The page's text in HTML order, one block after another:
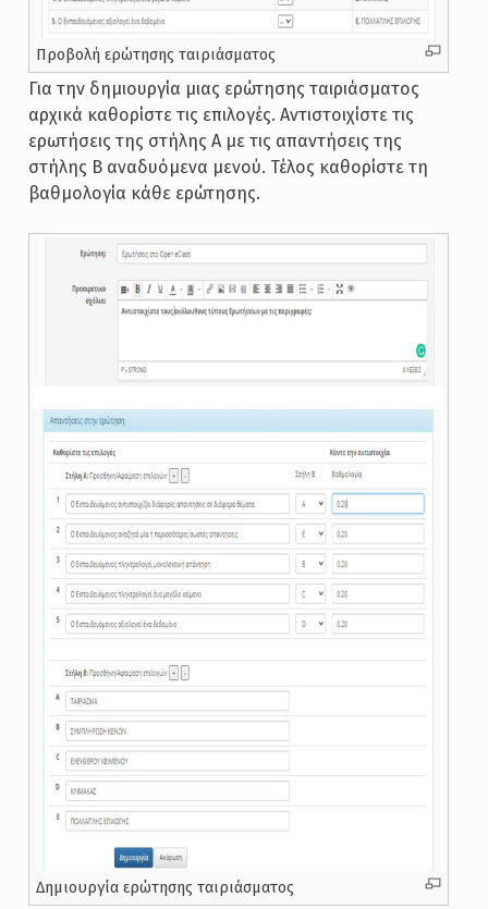
Προβολή ερώτησης ταιριάσματος
Για την δημιουργία μιας ερώτησης ταιριάσματος
αρχικά καθορίστε τις επιλογές. Αντιστοιχίστε τις
ερωτήσεις της στήλης Α με τις απαντήσεις της
στήλης Β αναδυόμενα μενού. Τέλος καθορίστε τη
βαθμολογία κάθε ερώτησης.
Δημιουργία ερώτησης ταιριάσματος